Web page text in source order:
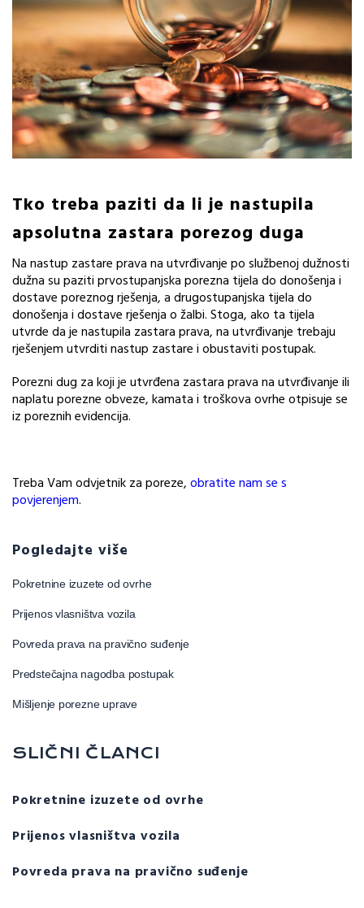
Tko treba paziti da li je nastupila
apsolutna zastara porezog duga
Na nastup zastare prava na utvrđivanje po službenoj dužnosti
dužna su paziti prvostupanjska porezna tijela do donošenja i
dostave poreznog rješenja, a drugostupanjska tijela do
donošenja i dostave rješenja o žalbi. Stoga, ako ta tijela
utvrde da je nastupila zastara prava, na utvrđivanje trebaju
rješenjem utvrditi nastup zastare i obustaviti postupak.
Porezni dug za koji je utvrđena zastara prava na utvrđivanje ili
naplatu porezne obveze, kamata i troškova ovrhe otpisuje se
iz poreznih evidencija.
Treba Vam odvjetnik za poreze,obratite nam se s
povjerenjem.
Pogledajte više
Pokretnine izuzete od ovrhe
Prijenos vlasništva vozila
Povreda prava na pravično suđenje
Predstečajna nagodba postupak
Mišljenje porezne uprave
SLIČNI ČLANCI
Pokretnine izuzete od ovrhe
Prijenos vlasništva vozila
Povreda prava na pravično suđenje